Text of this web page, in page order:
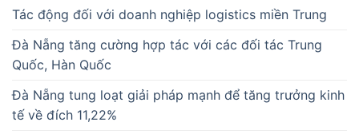
Tác động đối với doanh nghiệp logistics miền Trung
Đà Nẵng tăng cường hợp tác với các đối tác Trung
Quốc, Hàn Quốc
Đà Nẵng tung loạt giải pháp mạnh để tăng trưởng kinh
tế về đích 11,22%